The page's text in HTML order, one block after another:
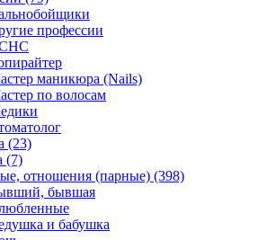
профессии
маникюра (Nails)
по волосам
(23)
(7)
отношения (парные) (398)
бывшая
и бабушка